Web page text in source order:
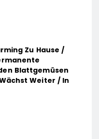
Zu Hause /
Blattgemüsen
Weiter / In